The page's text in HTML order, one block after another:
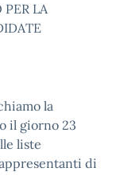
PER LA
la
il giorno 23
liste
di